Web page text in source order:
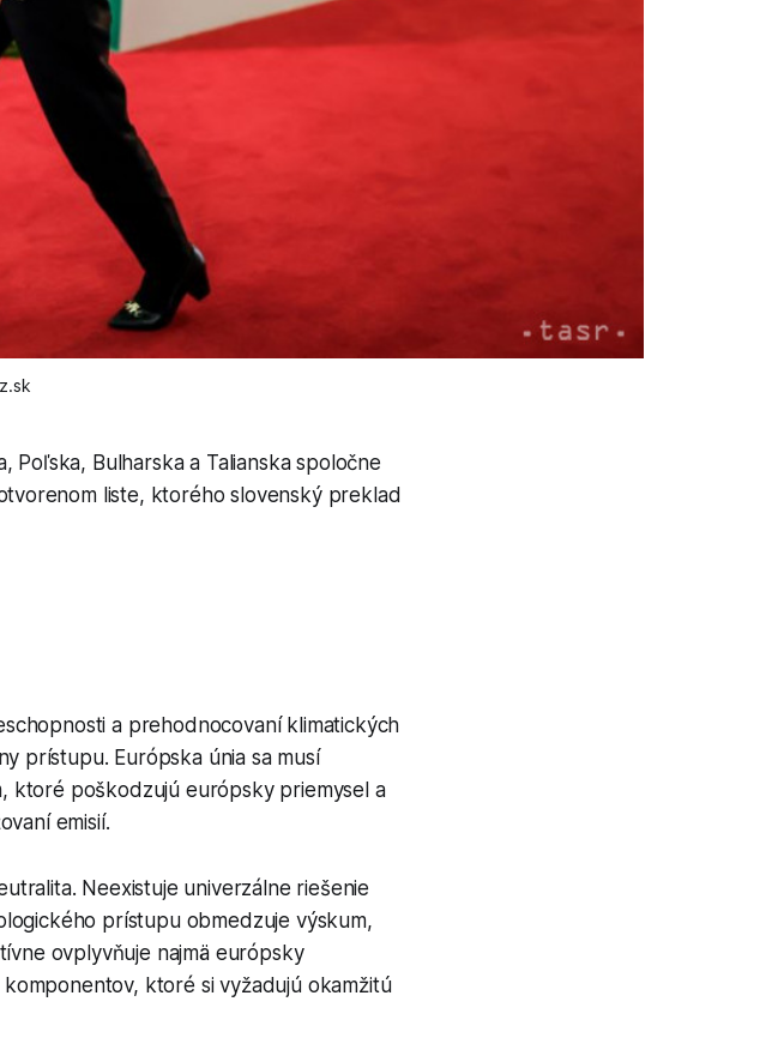
Poľska, Bulharska a Talianska spoločne
liste, ktorého slovenský preklad
a prehodnocovaní klimatických
prístupu. Európska únia sa musí
ktoré poškodzujú európsky priemysel a
emisií.
Neexistuje univerzálne riešenie
prístupu obmedzuje výskum,
ovplyvňuje najmä európsky
ktoré si vyžadujú okamžitú